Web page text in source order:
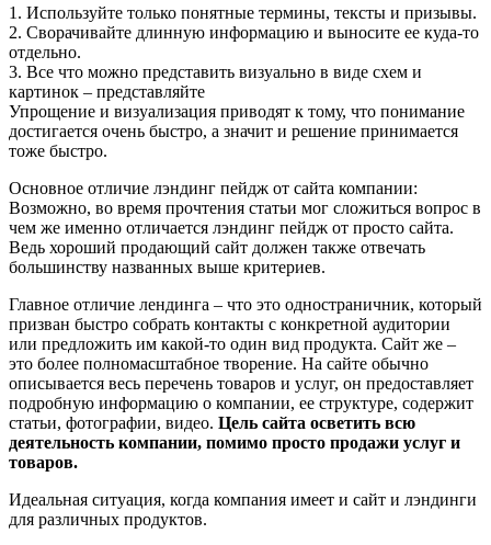
1. Используйте только понятные термины, тексты и призывы.
2. Сворачивайте длинную информацию и выносите ее куда-то
отдельно.
3. Все что можно представить визуально в виде схем и
картинок – представляйте
Упрощение и визуализация приводят к тому, что понимание
достигается очень быстро, а значит и решение принимается
тоже быстро.
Основное отличие лэндинг пейдж от сайта компании:
Возможно, во время прочтения статьи мог сложиться вопрос в
чем же именно отличается лэндинг пейдж от просто сайта.
Ведь хороший продающий сайт должен также отвечать
большинству названных выше критериев.
Главное отличие лендинга – что это одностраничник, который
призван быстро собрать контакты с конкретной аудитории
или предложить им какой-то один вид продукта. Сайт же –
это более полномасштабное творение. На сайте обычно
описывается весь перечень товаров и услуг, он предоставляет
подробную информацию о компании, ее структуре, содержит
статьи, фотографии, видео. Цель сайта осветить всю
деятельность компании, помимо просто продажи услуг и
товаров.
Идеальная ситуация, когда компания имеет и сайт и лэндинги
для различных продуктов.